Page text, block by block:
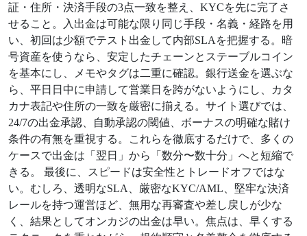
証・住所・決済手段の3点一致を整え、KYCを先に完了さ
せること。入出金は可能な限り同じ手段・名義・経路を用
い、初回は少額でテスト出金して内部SLAを把握する。暗
号資産を使うなら、安定したチェーンとステーブルコイン
を基本にし、メモやタグは二重に確認。銀行送金を選ぶな
ら、平日日中に申請して営業日を跨がないようにし、カタ
カナ表記や住所の一致を厳密に揃える。サイト選びでは、
24/7の出金承認、自動承認の閾値、ボーナスの明確な賭け
条件の有無を重視する。これらを徹底するだけで、多くの
ケースで出金は「翌日」から「数分〜数十分」へと短縮で
きる。 最後に、スピードは安全性とトレードオフではな
い。むしろ、透明なSLA、厳密なKYC/AML、堅牢な決済
レールを持つ運営ほど、無用な再審査や差し戻しが少な
く、結果としてオンカジの出金は早い。焦点は、早くする